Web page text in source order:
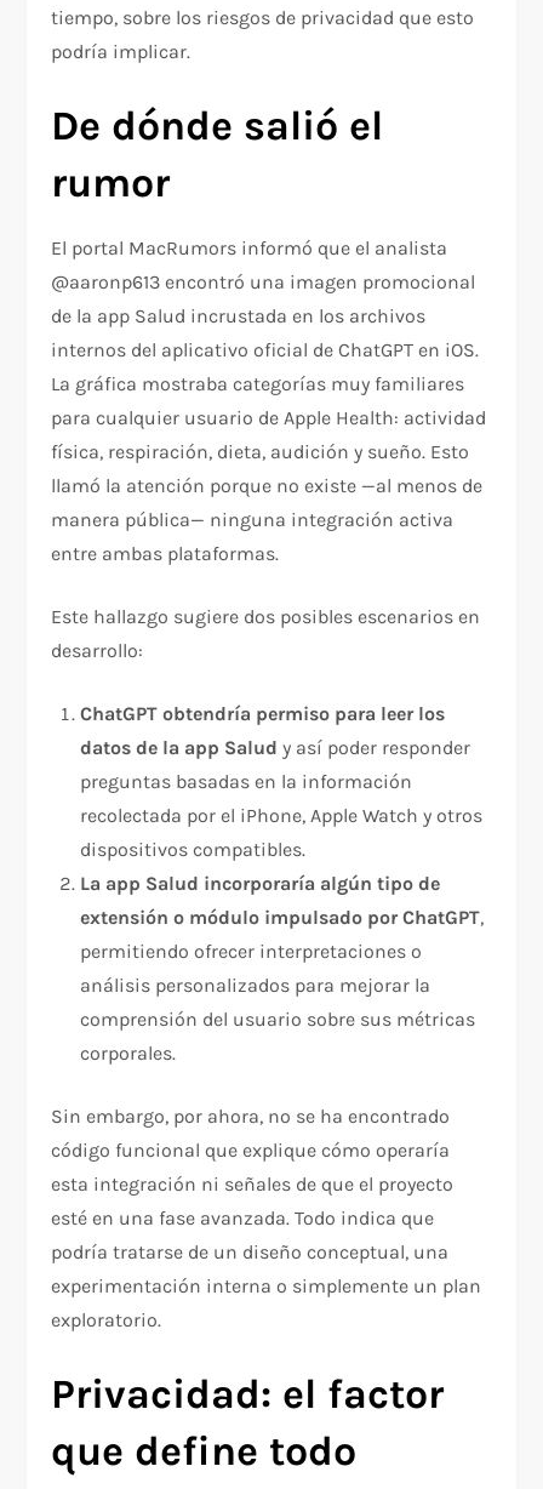
tiempo, sobre los riesgos de privacidad que esto
podría implicar.
De dónde salió el
rumor
El portal MacRumors informó que el analista
@aaronp613 encontró una imagen promocional
de la app Salud incrustada en los archivos
internos del aplicativo oficial de ChatGPT en iOS.
La gráfica mostraba categorías muy familiares
para cualquier usuario de Apple Health: actividad
física, respiración, dieta, audición y sueño. Esto
llamó la atención porque no existe —al menos de
manera pública— ninguna integración activa
entre ambas plataformas.
Este hallazgo sugiere dos posibles escenarios en
desarrollo:
ChatGPT obtendría permiso para leer los
datos de la app Salud y así poder responder
preguntas basadas en la información
recolectada por el iPhone, Apple Watch y otros
dispositivos compatibles.
La app Salud incorporaría algún tipo de
extensión o módulo impulsado por ChatGPT,
permitiendo ofrecer interpretaciones o
análisis personalizados para mejorar la
comprensión del usuario sobre sus métricas
corporales.
Sin embargo, por ahora, no se ha encontrado
código funcional que explique cómo operaría
esta integración ni señales de que el proyecto
esté en una fase avanzada. Todo indica que
podría tratarse de un diseño conceptual, una
experimentación interna o simplemente un plan
exploratorio.
Privacidad: el factor
que define todo